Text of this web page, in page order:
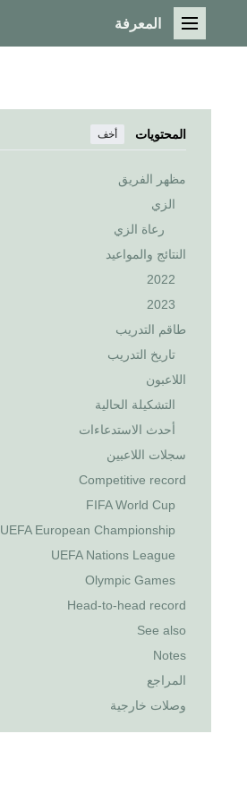
القائمة الرئيسية
المعرفة
المحتويات أخف
مظهر الفريق
الزي
رعاة الزي
النتائج والمواعيد
2022
2023
طاقم التدريب
تاريخ التدريب
اللاعبون
التشكيلة الحالية
أحدث الاستدعاءات
سجلات اللاعبين
Competitive record
FIFA World Cup
UEFA European Championship
UEFA Nations League
Olympic Games
Head-to-head record
See also
Notes
المراجع
وصلات خارجية